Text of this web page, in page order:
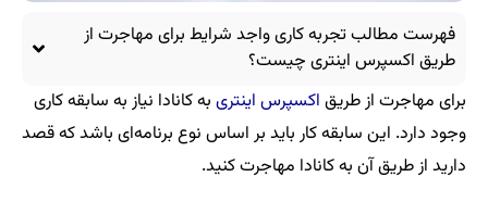
فهرست مطالب تجربه کاری واجد شرایط برای مهاجرت از
طریق اکسپرس اینتری چیست؟
برای مهاجرت از طریق اکسپرس اینتری به کانادا نیاز به سابقه کاری
وجود دارد. این سابقه کار باید بر اساس نوع برنامه‌ای باشد که قصد
دارید از طریق آن به کانادا مهاجرت کنید.